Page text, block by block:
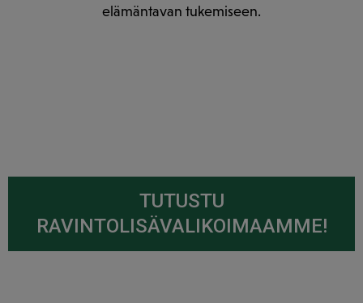
elämäntavan tukemiseen.
TUTUSTU
RAVINTOLISÄVALIKOIMAAMME!